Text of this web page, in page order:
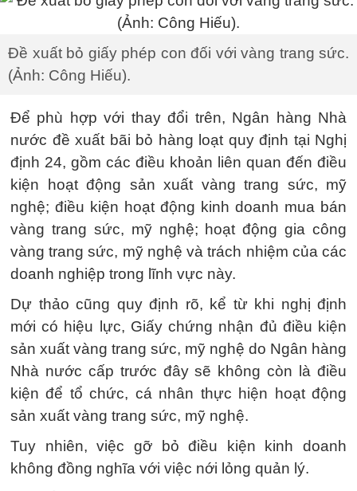
Đề xuất bỏ giấy phép con đối với vàng trang sức.
(Ảnh: Công Hiếu).
Để phù hợp với thay đổi trên, Ngân hàng Nhà
nước đề xuất bãi bỏ hàng loạt quy định tại Nghị
định 24, gồm các điều khoản liên quan đến điều
kiện hoạt động sản xuất vàng trang sức, mỹ
nghệ; điều kiện hoạt động kinh doanh mua bán
vàng trang sức, mỹ nghệ; hoạt động gia công
vàng trang sức, mỹ nghệ và trách nhiệm của các
doanh nghiệp trong lĩnh vực này.
Dự thảo cũng quy định rõ, kể từ khi nghị định
mới có hiệu lực, Giấy chứng nhận đủ điều kiện
sản xuất vàng trang sức, mỹ nghệ do Ngân hàng
Nhà nước cấp trước đây sẽ không còn là điều
kiện để tổ chức, cá nhân thực hiện hoạt động
sản xuất vàng trang sức, mỹ nghệ.
Tuy nhiên, việc gỡ bỏ điều kiện kinh doanh
không đồng nghĩa với việc nới lỏng quản lý.